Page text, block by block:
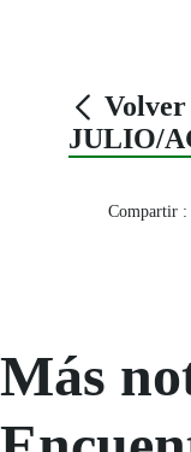
Volver
JULIO/
Compartir :
Más